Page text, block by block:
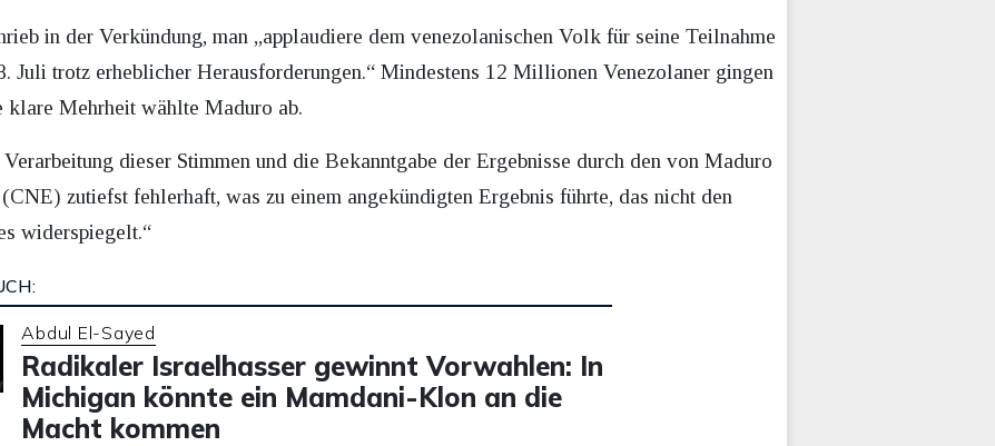
in der Verkündung, man „applaudiere dem venezolanischen Volk für seine Teilnahme
Juli trotz erheblicher Herausforderungen.“ Mindestens 12 Millionen Venezolaner gingen
klare Mehrheit wählte Maduro ab.
dieser Stimmen und die Bekanntgabe der Ergebnisse durch den von Maduro
zutiefst fehlerhaft, was zu einem angekündigten Ergebnis führte, das nicht den
widerspiegelt.“
Abdul El-Sayed
Radikaler Israelhasser gewinnt Vorwahlen: In
Michigan könnte ein Mamdani-Klon an die
Macht kommen